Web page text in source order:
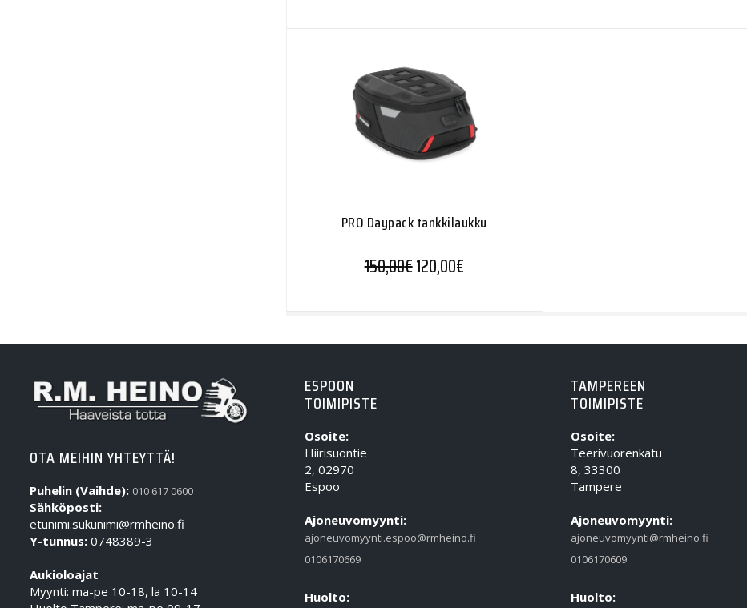
PRO Daypack tankkilaukku
150,00€120,00€
OTA MEIHIN YHTEYTTÄ!
Puhelin (Vaihde): 010 617 0600
Sähköposti:
etunimi.sukunimi@rmheino.fi
Y-tunnus: 0748389-3
Aukioloajat
Myynti: ma-pe 10-18, la 10-14
ESPOON
TOIMIPISTE
Osoite:
Hiirisuontie
2, 02970
Espoo
Ajoneuvomyynti:
ajoneuvomyynti.espoo@rmheino.fi
0106170669
Huolto:
TAMPEREEN
TOIMIPISTE
Osoite:
Teerivuorenkatu
8, 33300
Tampere
Ajoneuvomyynti:
ajoneuvomyynti@rmheino.fi
0106170609
Huolto: